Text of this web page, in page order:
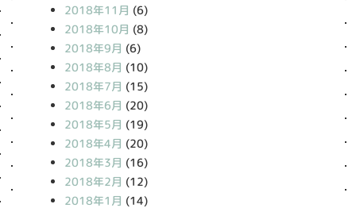
2018年11月 (6)
2018年10月 (8)
2018年9月 (6)
2018年8月 (10)
2018年7月 (15)
2018年6月 (20)
2018年5月 (19)
2018年4月 (20)
2018年3月 (16)
2018年2月 (12)
2018年1月 (14)